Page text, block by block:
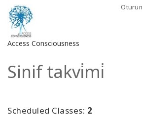
Access Consciousness
Hesabınızda
Sinif takvi̇mi̇
Scheduled Classes: 2